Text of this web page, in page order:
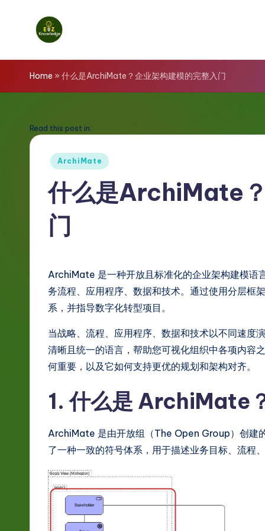
E
z
n
m
Home » 什么是ArchiMate？企业架构建模的完整入门
Read this post in:
Posted
ArchiMate
什么是ArchiMate
门
ArchiMate 是一种开放且标准化的企业架构建模语
务流程、应用程序、数据和技术。通过使用分层框
系，并指导数字化转型项目。
当战略、流程、应用程序、数据和技术以不同速
清晰且统一的语言，帮助您可视化组织中各项内容
何重要，以及它如何支持更优的规划和架构对齐。
1. 什么是 ArchiMate
ArchiMate 是由开放组（The Open Group）创建
了一种一致的符号体系，用于描述业务目标、流程